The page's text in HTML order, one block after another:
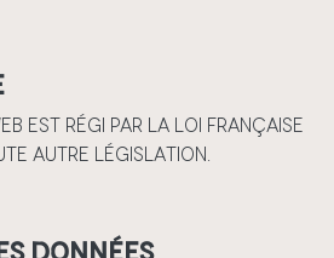
est régi par la loi française
autre législation.